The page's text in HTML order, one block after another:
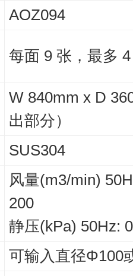
AOZ094
每面 9 张，最多
W 840mm x D
出部分）
SUS304
风量(m3/min)
200
静压(kPa) 50Hz:
可输入直径Φ100